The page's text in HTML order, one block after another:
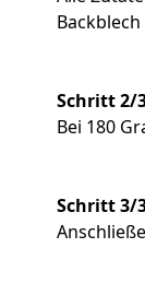
Schritt 2/
Bei 180
Schritt 3/